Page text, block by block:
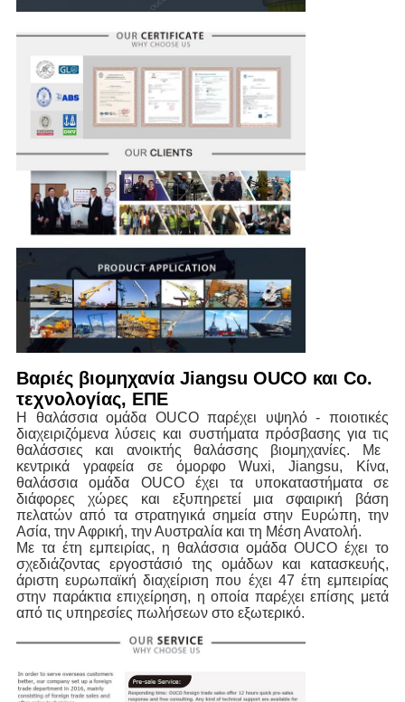
Βαριές βιομηχανία Jiangsu OUCO και Co.
τεχνολογίας, ΕΠΕ
Η θαλάσσια ομάδα OUCO παρέχει υψηλό - ποιοτικές
διαχειριζόμενα λύσεις και συστήματα πρόσβασης για τις
θαλάσσιες και ανοικτής θαλάσσης βιομηχανίες. Με
κεντρικά γραφεία σε όμορφο Wuxi, Jiangsu, Κίνα,
θαλάσσια ομάδα OUCO έχει τα υποκαταστήματα σε
διάφορες χώρες και εξυπηρετεί μια σφαιρική βάση
πελατών από τα στρατηγικά σημεία στην Ευρώπη, την
Ασία, την Αφρική, την Αυστραλία και τη Μέση Ανατολή.
Με τα έτη εμπειρίας, η θαλάσσια ομάδα OUCO έχει το
σχεδιάζοντας εργοστάσιό της ομάδων και κατασκευής,
άριστη ευρωπαϊκή διαχείριση που έχει 47 έτη εμπειρίας
στην παράκτια επιχείρηση, η οποία παρέχει επίσης μετά
από τις υπηρεσίες πωλήσεων στο εξωτερικό.